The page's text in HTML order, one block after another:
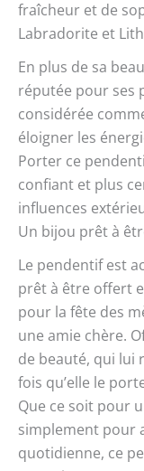
fraîcheur et de
Labradorite et
En plus de sa
réputée pour ses
considérée
éloigner les
Porter ce
confiant et plus
influences
Un bijou prêt à
Le pendentif est
prêt à être offert
pour la fête des
une amie chère.
de beauté, qui lui
fois qu’elle le
Que ce soit pour
simplement pour
quotidienne, ce